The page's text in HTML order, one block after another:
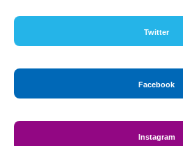
Twitter
Facebook
Instagram